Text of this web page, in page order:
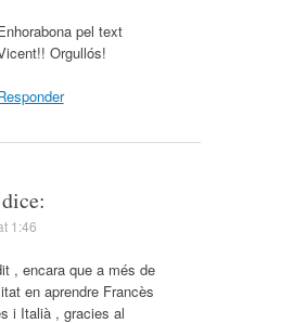
pel text
Orgullós!
dice:
1:46
, encara que a més de
en aprendre Francès
i Italià , gracies al